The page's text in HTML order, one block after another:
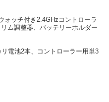
ォッチ付き2.4GHzコントローラ
ム調整器、バッテリーホルダー
電池2本、コントローラー用単3